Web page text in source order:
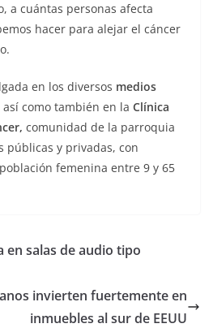
a cuántas personas afecta
hacer para alejar el cáncer
en los diversos medios
así como también en la Clínica
comunidad de la parroquia
públicas y privadas, con
femenina entre 9 y 65
en salas de audio tipo
invierten fuertemente en
inmuebles al sur de EEUU